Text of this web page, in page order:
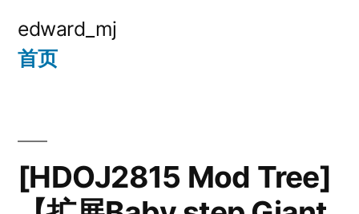
edward_mj
首页
[HDOJ2815 Mod Tree]